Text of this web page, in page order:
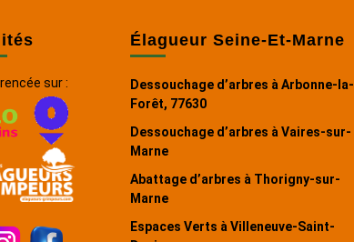
sur :
Élagueur Seine-Et-Marne
Dessouchage d’arbres à Arbonne-la-
Forêt, 77630
Dessouchage d’arbres à Vaires-sur-
Marne
Abattage d’arbres à Thorigny-sur-
Marne
Espaces Verts à Villeneuve-Saint-